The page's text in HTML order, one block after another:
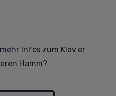
Infos zum Klavier
Hamm?